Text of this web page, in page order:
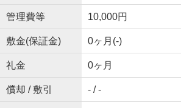
管理費等 10,000円
敷金(保証金) 0ヶ月(-)
礼金 0ヶ月
償却 / 敷引 - / -